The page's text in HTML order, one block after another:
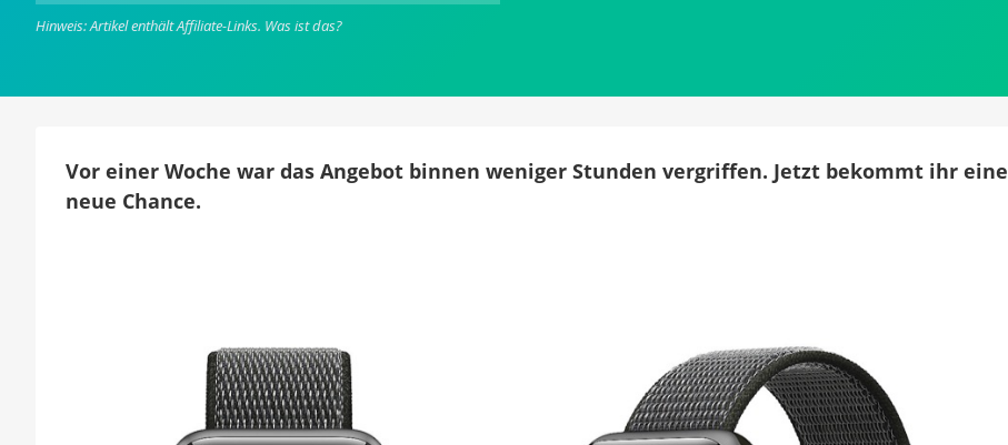
erneut
Hinweis: Artikel enthält Affiliate-Links. Was ist das?
Vor einer Woche war das Angebot binnen weniger Stunden vergriffen. Jetzt bekommt ihr eine
neue Chance.